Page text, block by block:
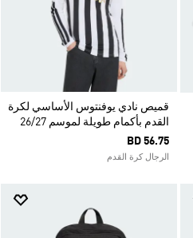
قميص نادي يوفنتوس الأساسي لكرة
القدم بأكمام طويلة لموسم 26/27
BD 56.75
الرجال كرة القدم